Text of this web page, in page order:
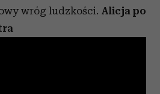
wróg ludzkości. Alicja po